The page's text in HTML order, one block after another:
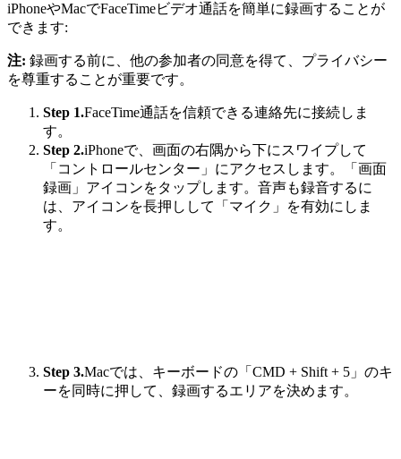
iPhoneやMacでFaceTimeビデオ通話を簡単に録画することが
できます:
注: 録画する前に、他の参加者の同意を得て、プライバシー
を尊重することが重要です。
Step 1.FaceTime通話を信頼できる連絡先に接続しま
す。
Step 2.iPhoneで、画面の右隅から下にスワイプして
「コントロールセンター」にアクセスします。「画面
録画」アイコンをタップします。音声も録音するに
は、アイコンを長押しして「マイク」を有効にしま
す。
Step 3.Macでは、キーボードの「CMD + Shift + 5」のキ
ーを同時に押して、録画するエリアを決めます。